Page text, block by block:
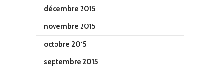
décembre 2015
novembre 2015
octobre 2015
septembre 2015